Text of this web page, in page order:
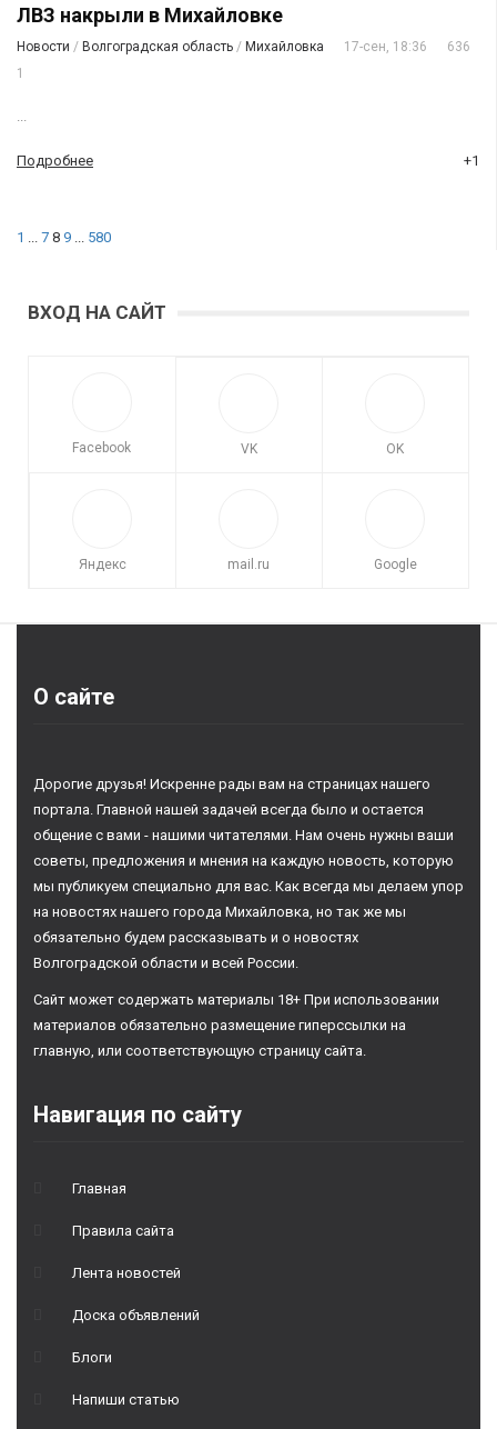
ЛВЗ накрыли в Михайловке
Новости / Волгоградская область / Михайловка 17-сен, 18:36
636
1
...
Подробнее +1
1 ... 7 8 9 ... 580
ВХОД НА САЙТ
Facebook VK OK
Яндекс mail.ru Google
О сайте
Дорогие друзья! Искренне рады вам на страницах нашего
портала. Главной нашей задачей всегда было и остается
общение с вами - нашими читателями. Нам очень нужны ваши
советы, предложения и мнения на каждую новость, которую
мы публикуем специально для вас. Как всегда мы делаем упор
на новостях нашего города Михайловка, но так же мы
обязательно будем рассказывать и о новостях
Волгоградской области и всей России.
Сайт может содержать материалы 18+ При использовании
материалов обязательно размещение гиперссылки на
главную, или соответствующую страницу сайта.
Навигация по сайту
Главная
Правила сайта
Лента новостей
Доска объявлений
Блоги
Напиши статью